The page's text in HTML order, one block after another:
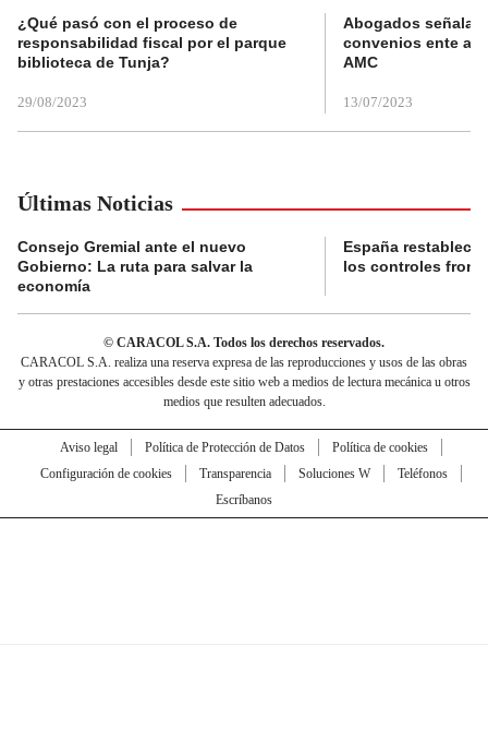
¿Qué pasó con el proceso de
responsabilidad fiscal por el parque
biblioteca de Tunja?
29/08/2023
Abogados
convenios ente
AMC
13/07/2023
Últimas Noticias
Consejo Gremial ante el nuevo
Gobierno: La ruta para salvar la
economía
España restablece
los controles
© CARACOL S.A. Todos los derechos reservados.
CARACOL S.A. realiza una reserva expresa de las reproducciones y usos de las obras
y otras prestaciones accesibles desde este sitio web a medios de lectura mecánica u otros
medios que resulten adecuados.
Aviso legal Política de Protección de Datos
Política de cookies
Configuración de cookies
Transparencia Soluciones W
Teléfonos
Escríbanos